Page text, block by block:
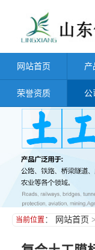
网站首页 产
荣誉资质 公
当前位置 ： 网站首页 >